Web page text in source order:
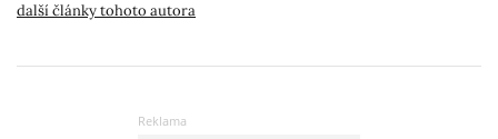
další články tohoto autora